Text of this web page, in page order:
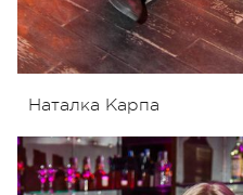
Наталка Карпа